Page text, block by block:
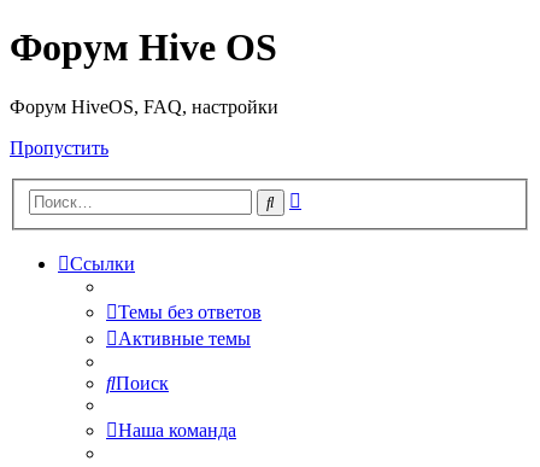
Форум Hive OS
Форум HiveOS, FAQ, настройки
Пропустить
Поиск
Ссылки
Темы без ответов
Активные темы
Поиск
Наша команда